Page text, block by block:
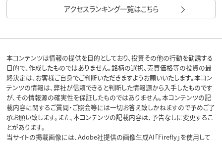
アクセスランキング一覧はこちら
本コンテンツは情報の提供を目的としており、投資その他の行動を勧誘する
目的で、作成したものではありません。銘柄の選択、売買価格等の投資の最
終決定は、お客様ご自身でご判断いただきますようお願いいたします。本コン
テンツの情報は、弊社が信頼できると判断した情報源から入手したものです
が、その情報源の確実性を保証したものではありません。本コンテンツの記
載内容に関するご質問・ご照会等には一切お答え致しかねますので予めご了
承お願い致します。また、本コンテンツの記載内容は、予告なしに変更するこ
とがあります。
当サイトの掲載画像には、Adobe社提供の画像生成AI「Firefly」を使用して